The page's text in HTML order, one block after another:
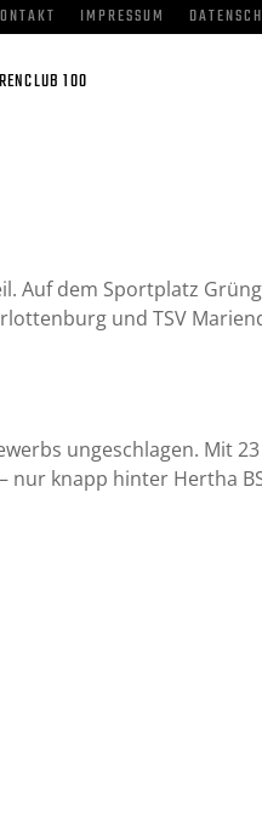
IMPRESSUM
CLUB 100
Auf dem Sportplatz
und TSV
ungeschlagen. Mit
nur knapp hinter Hertha